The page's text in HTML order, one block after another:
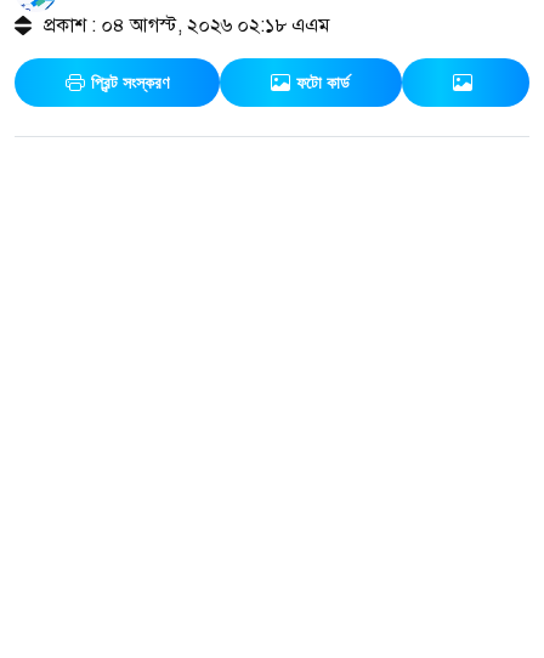
প্রকাশ : ০৪ আগস্ট, ২০২৬ ০২:১৮ এএম
প্রিন্ট সংস্করণ ফটো কার্ড